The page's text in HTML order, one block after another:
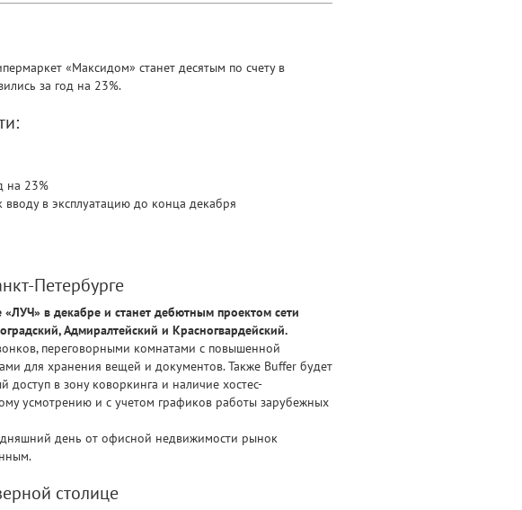
«Максидом» станет десятым по счету в
за год на 23%.
на 23%
в эксплуатацию до конца декабря
Петербурге
в декабре и станет дебютным проектом сети
Адмиралтейский и Красногвардейский.
переговорными комнатами с повышенной
для хранения вещей и документов. Также Buffer будет
в зону коворкинга и наличие хостес-
усмотрению и с учетом графиков работы зарубежных
день от офисной недвижимости рынок
столице